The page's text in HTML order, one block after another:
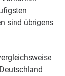
sind übrigens